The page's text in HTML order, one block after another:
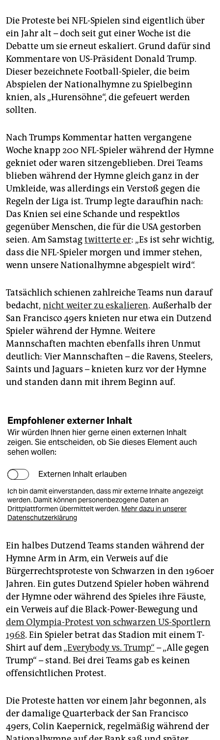
Die Proteste bei NFL-Spielen sind eigentlich über
ein Jahr alt – doch seit gut einer Woche ist die
Debatte um sie erneut eskaliert. Grund dafür sind
Kommentare von US-Präsident Donald Trump.
Dieser bezeichnete Football-Spieler, die beim
Abspielen der Nationalhymne zu Spielbeginn
knien, als „Hurensöhne“, die gefeuert werden
sollten.
Nach Trumps Kommentar hatten vergangene
Woche knapp 200 NFL-Spieler während der Hymne
gekniet oder waren sitzengeblieben. Drei Teams
blieben während der Hymne gleich ganz in der
Umkleide, was allerdings ein Verstoß gegen die
Regeln der Liga ist. Trump legte daraufhin nach:
Das Knien sei eine Schande und respektlos
gegenüber Menschen, die für die USA gestorben
seien. Am Samstagtwitterte er: „Es ist sehr wichtig,
dass die NFL-Spieler morgen und immer stehen,
wenn unsere Nationalhymne abgespielt wird“.
Tatsächlich schienen zahlreiche Teams nun darauf
bedacht, nicht weiter zu eskalieren. Außerhalb der
San Francisco 49ers knieten nur etwa ein Dutzend
Spieler während der Hymne. Weitere
Mannschaften machten ebenfalls ihren Unmut
deutlich: Vier Mannschaften – die Ravens, Steelers,
Saints und Jaguars – knieten kurz vor der Hymne
und standen dann mit ihrem Beginn auf.
Empfohlener externer Inhalt
Wir würden Ihnen hier gerne einen externen Inhalt
zeigen. Sie entscheiden, ob Sie dieses Element auch
sehen wollen:
Externen Inhalt erlauben
Ich bin damit einverstanden, dass mir externe Inhalte angezeigt
werden. Damit können personenbezogene Daten an
Drittplattformen übermittelt werden. Mehr dazu in unserer
Datenschutzerklärung
Ein halbes Dutzend Teams standen während der
Hymne Arm in Arm, ein Verweis auf die
Bürgerrechtsproteste von Schwarzen in den 1960er
Jahren. Ein gutes Dutzend Spieler hoben während
der Hymne oder während des Spieles ihre Fäuste,
ein Verweis auf die Black-Power-Bewegung und
dem Olympia-Protest von schwarzen US-Sportlern
1968. Ein Spieler betrat das Stadion mit einem T-
Shirt auf dem„Everybody vs. Trump“ – „Alle gegen
Trump“ – stand. Bei drei Teams gab es keinen
offensichtlichen Protest.
Die Proteste hatten vor einem Jahr begonnen, als
der damalige Quarterback der San Francisco
49ers, Colin Kaepernick, regelmäßig während der